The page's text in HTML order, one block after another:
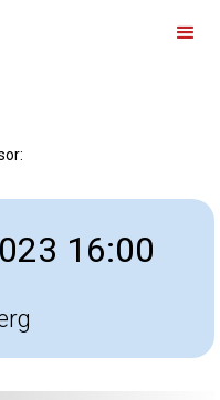
16:00